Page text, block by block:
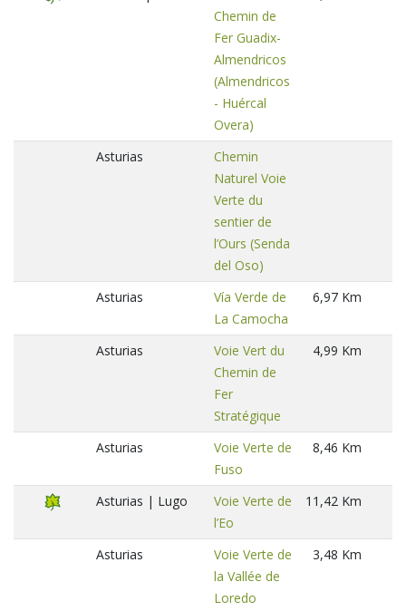
Chemin de
Fer Guadix-
Almendricos
(Almendricos
- Huércal
Overa)
Asturias
Chemin
Naturel Voie
Verte du
sentier de
l’Ours (Senda
del Oso)
Asturias
Vía Verde de
La Camocha
6,97 Km
Asturias
Voie Vert du
Chemin de
Fer
Stratégique
4,99 Km
Asturias
Voie Verte de
Fuso
8,46 Km
Asturias | Lugo
Voie Verte de
l’Eo
11,42 Km
Asturias
Voie Verte de
la Vallée de
Loredo
3,48 Km